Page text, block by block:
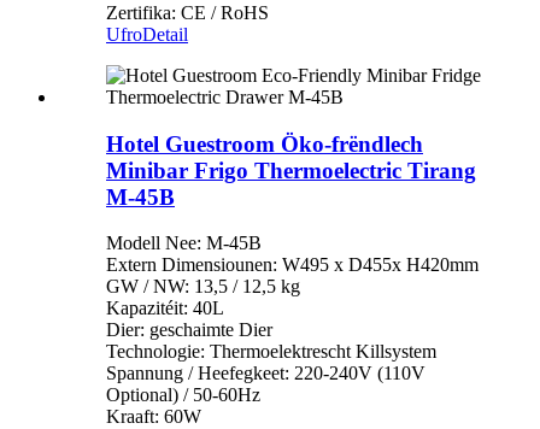
Zertifika: CE / RoHS
UfroDetail
Hotel Guestroom Öko-frëndlech
Minibar Frigo Thermoelectric Tirang
M-45B
Modell Nee: M-45B
Extern Dimensiounen: W495 x D455x H420mm
GW / NW: 13,5 / 12,5 kg
Kapazitéit: 40L
Dier: geschaimte Dier
Technologie: Thermoelektrescht Killsystem
Spannung / Heefegkeet: 220-240V (110V
Optional) / 50-60Hz
Kraaft: 60W